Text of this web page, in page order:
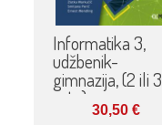
Informatika 3,
udžbenik-
gimnazija, (2 ili 3
sata)
30,50€